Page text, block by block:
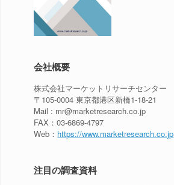
会社概要
株式会社マーケットリサーチセンター
〒105-0004 東京都港区新橋1-18-21
Mail : mr@marketresearch.co.jp
FAX：03-6869-4797
Web： https://www.marketresearch.co.jp
注目の調査資料